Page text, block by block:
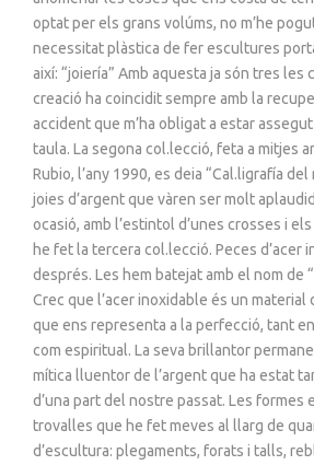
optat per els grans volúms, no m’he
necessitat plàstica de fer escultures
així: “joiería” Amb aquesta ja són tres les
creació ha coincidit sempre amb la
accident que m’ha obligat a estar assegut
taula. La segona col.lecció, feta a mitjes
Rubio, l’any 1990, es deia “Cal.ligrafía
joies d’argent que vàren ser molt
ocasió, amb l’estintol d’unes crosses i
he fet la tercera col.lecció. Peces d’acer
després. Les hem batejat amb el nom de
Crec que l’acer inoxidable és un
que ens representa a la perfecció, tant
com espiritual. La seva brillantor
mítica lluentor de l’argent que ha estat
d’una part del nostre passat. Les formes
trovalles que he fet meves al llarg de
d’escultura: plegaments, forats i talls,